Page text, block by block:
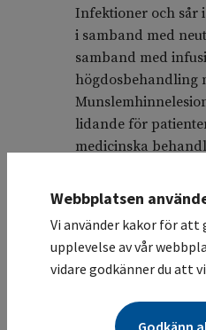
Infektioner och sår
i samband med
samband med
högdosbehandling
lidande för
medicinska
infektioner. För att
patienten skölja
vanligt vatten och/
Patienten kan vara
Webbplatsen
Vi använder kakor för att
upplevelse av vår
vidare godkänner du att
Godkänn